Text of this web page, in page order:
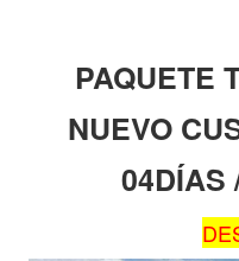
PAQUETE
NUEVO
04DÍAS